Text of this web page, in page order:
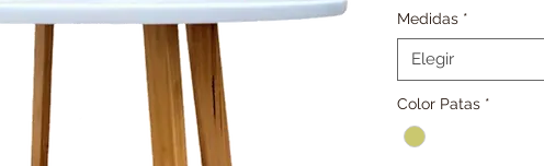
Medidas *
Elegir
Color Patas *